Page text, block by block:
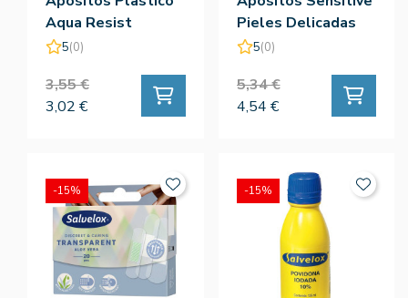
Aqua Resist
Redondos 20ud
5(0)
3,55 €
3,02 €
Pieles Delicadas
Aloe Vera 20ud
5(0)
5,34 €
4,54 €
-15% -15%